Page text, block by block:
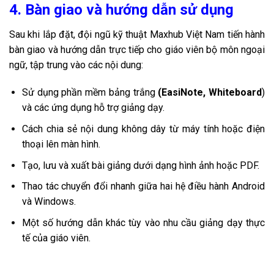
4. Bàn giao và hướng dẫn sử dụng
Sau khi lắp đặt, đội ngũ kỹ thuật Maxhub Việt Nam tiến hành
bàn giao và hướng dẫn trực tiếp cho giáo viên bộ môn ngoại
ngữ, tập trung vào các nội dung:
Sử dụng phần mềm bảng trắng (EasiNote, Whiteboard)
và các ứng dụng hỗ trợ giảng dạy.
Cách chia sẻ nội dung không dây từ máy tính hoặc điện
thoại lên màn hình.
Tạo, lưu và xuất bài giảng dưới dạng hình ảnh hoặc PDF.
Thao tác chuyển đổi nhanh giữa hai hệ điều hành Android
và Windows.
Một số hướng dẫn khác tùy vào nhu cầu giảng dạy thực
tế của giáo viên.